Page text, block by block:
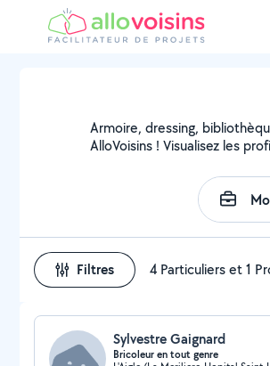
Armoire, dressing,
AlloVoisins ! Visualisez les
Filtres 4 Particuliers et 1
Sylvestre Gaignard
Bricoleur en tout genre